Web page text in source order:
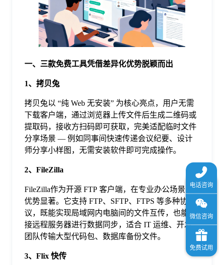
一、三款免费工具凭借差异化优势脱颖而出
1、拷贝兔
拷贝兔以 “纯 Web 无安装” 为核心亮点，用户无需
下载客户端，通过浏览器上传文件后生成二维码或
提取码，接收方扫码即可获取，完美适配临时文件
分享场景 — 例如同事间快速传递会议纪要、设计
师分享小样图，无需安装软件即可完成操作。
2、FileZilla
FileZilla作为开源 FTP 客户端，在专业办公场景中
优势显著。它支持 FTP、SFTP、FTPS 等多种协
议，既能实现局域网内电脑间的文件互传，也能连
接远程服务器进行数据同步，适合 IT 运维、开发
团队传输大型代码包、数据库备份文件。
3、Flix 快传